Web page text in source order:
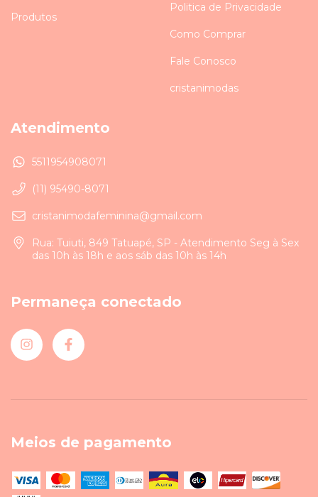
Produtos
Politica de Privacidade
Como Comprar
Fale Conosco
cristanimodas
Atendimento
5511954908071
(11) 95490-8071
cristanimodafeminina@gmail.com
Rua: Tuiuti, 849 Tatuapé, SP - Atendimento Seg à Sex
das 10h às 18h e aos sáb das 10h às 14h
Permaneça conectado
Meios de pagamento